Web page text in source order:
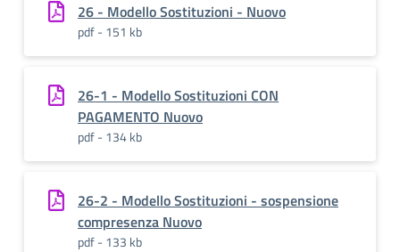
26 - Modello Sostituzioni - Nuovo
pdf - 151 kb
26-1 - Modello Sostituzioni CON
PAGAMENTO Nuovo
pdf - 134 kb
26-2 - Modello Sostituzioni - sospensione
compresenza Nuovo
pdf - 133 kb